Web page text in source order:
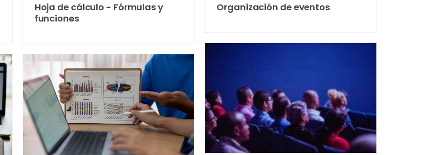
Hoja de cálculo - Fórmulas y
funciones
Organización de eventos